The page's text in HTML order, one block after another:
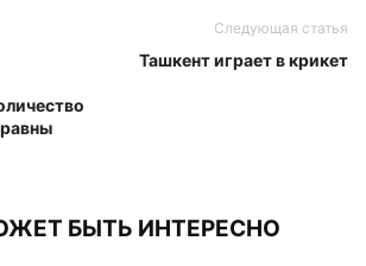
Следующая статья
Ташкент играет в крикет
БЫТЬ ИНТЕРЕСНО